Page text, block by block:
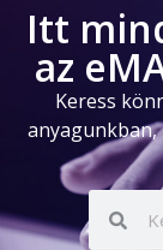
Itt
az
Keress
anyagunkban,